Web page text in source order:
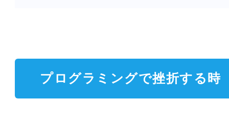
プログラミングで挫折する時